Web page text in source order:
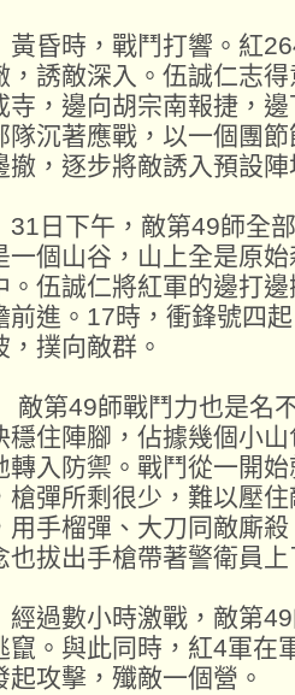
時，戰鬥打響。紅
，誘敵深入。伍誠仁志
寺，邊向胡宗南報捷，
隊沉著應戰，以一個團
撤，逐步將敵誘入預設陣
下午，敵第49師全部
一個山谷，山上全是原
。伍誠仁將紅軍的邊打
前進。17時，衝鋒號四
，撲向敵群。
49師戰鬥力也是名不
穩住陣腳，佔據幾個小
轉入防禦。戰鬥從一開
槍彈所剩很少，難以壓
用手榴彈、大刀同敵廝
也拔出手槍帶著警衛員
數小時激戰，敵第49
竄。與此同時，紅4軍在
起攻擊，殲敵一個營。